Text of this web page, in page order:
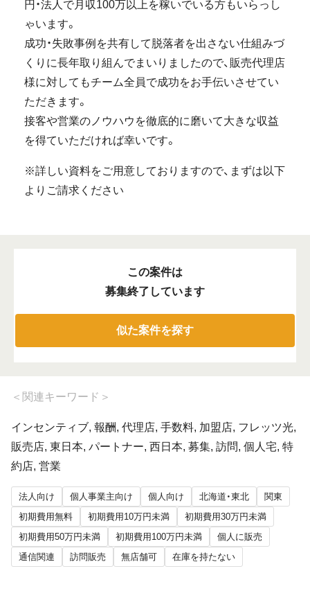
円・法人で月収100万以上を稼いでいる方もいらっし
ゃいます。
成功・失敗事例を共有して脱落者を出さない仕組みづ
くりに長年取り組んでまいりましたので、販売代理店
様に対してもチーム全員で成功をお手伝いさせてい
ただきます。
接客や営業のノウハウを徹底的に磨いて大きな収益
を得ていただければ幸いです。
※詳しい資料をご用意しておりますので、まずは以下
よりご請求ください
この案件は
募集終了しています
似た案件を探す
＜ 関連キーワード ＞
インセンティブ, 報酬, 代理店, 手数料, 加盟店, フレッツ光,
販売店, 東日本, パートナー, 西日本, 募集, 訪問, 個人宅, 特
約店, 営業
法人向け 個人事業主向け 個人向け 北海道・東北
関東
初期費用無料
初期費用10万円未満
初期費用30万円未満
初期費用50万円未満
初期費用100万円未満
個人に販売
通信関連
訪問販売 無店舗可 在庫を持たない